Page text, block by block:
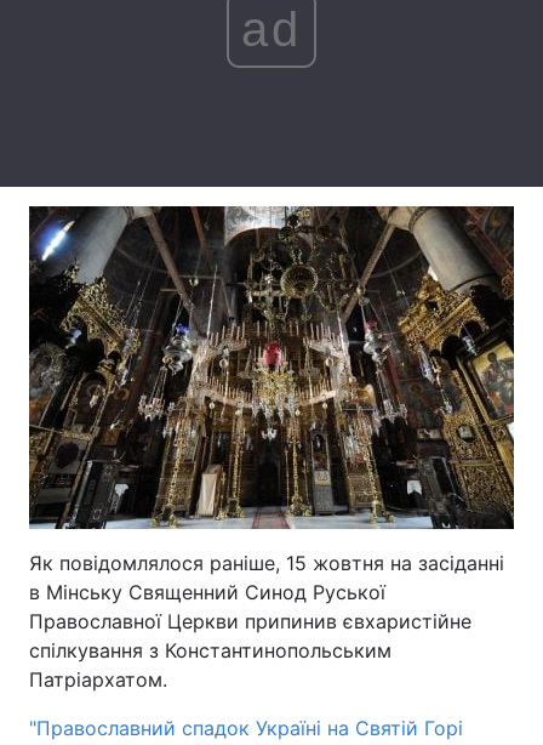
Тема оформлення
ad
Як повідомлялося раніше, 15 жовтня на засіданні
в Мінську Священний Синод Руської
Православної Церкви припинив євхаристійне
спілкування з Константинопольським
Патріархатом.
"Православний спадок Україні на Святій Горі